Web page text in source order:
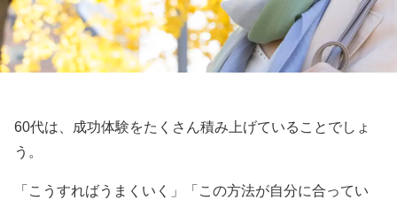
60代は、成功体験をたくさん積み上げていることでしょ
う。
「こうすればうまくいく」「この方法が自分に合ってい